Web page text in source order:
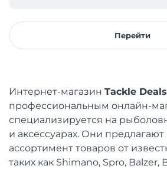
Перейти
Интернет-магазин Tackle Deals
профессиональным онлайн-
специализируется на
и аксессуарах. Они
ассортимент товаров от
таких как Shimano, Spro, Balzer,